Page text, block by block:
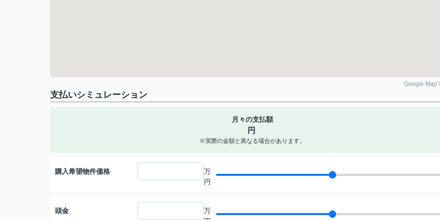
Google Map
支払いシミュレーション
月々の支払額
円
※実際の金額と異なる場合があります。
購入希望物件価格
万
円
頭金
万